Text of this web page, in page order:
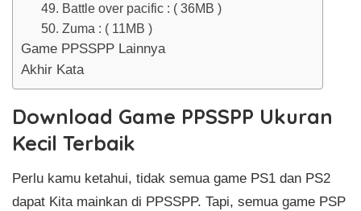
49. Battle over pacific : ( 36MB )
50. Zuma : ( 11MB )
Game PPSSPP Lainnya
Akhir Kata
Download Game PPSSPP Ukuran
Kecil Terbaik
Perlu kamu ketahui, tidak semua game PS1 dan PS2
dapat Kita mainkan di PPSSPP. Tapi, semua game PSP